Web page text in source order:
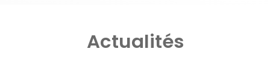
Actualités